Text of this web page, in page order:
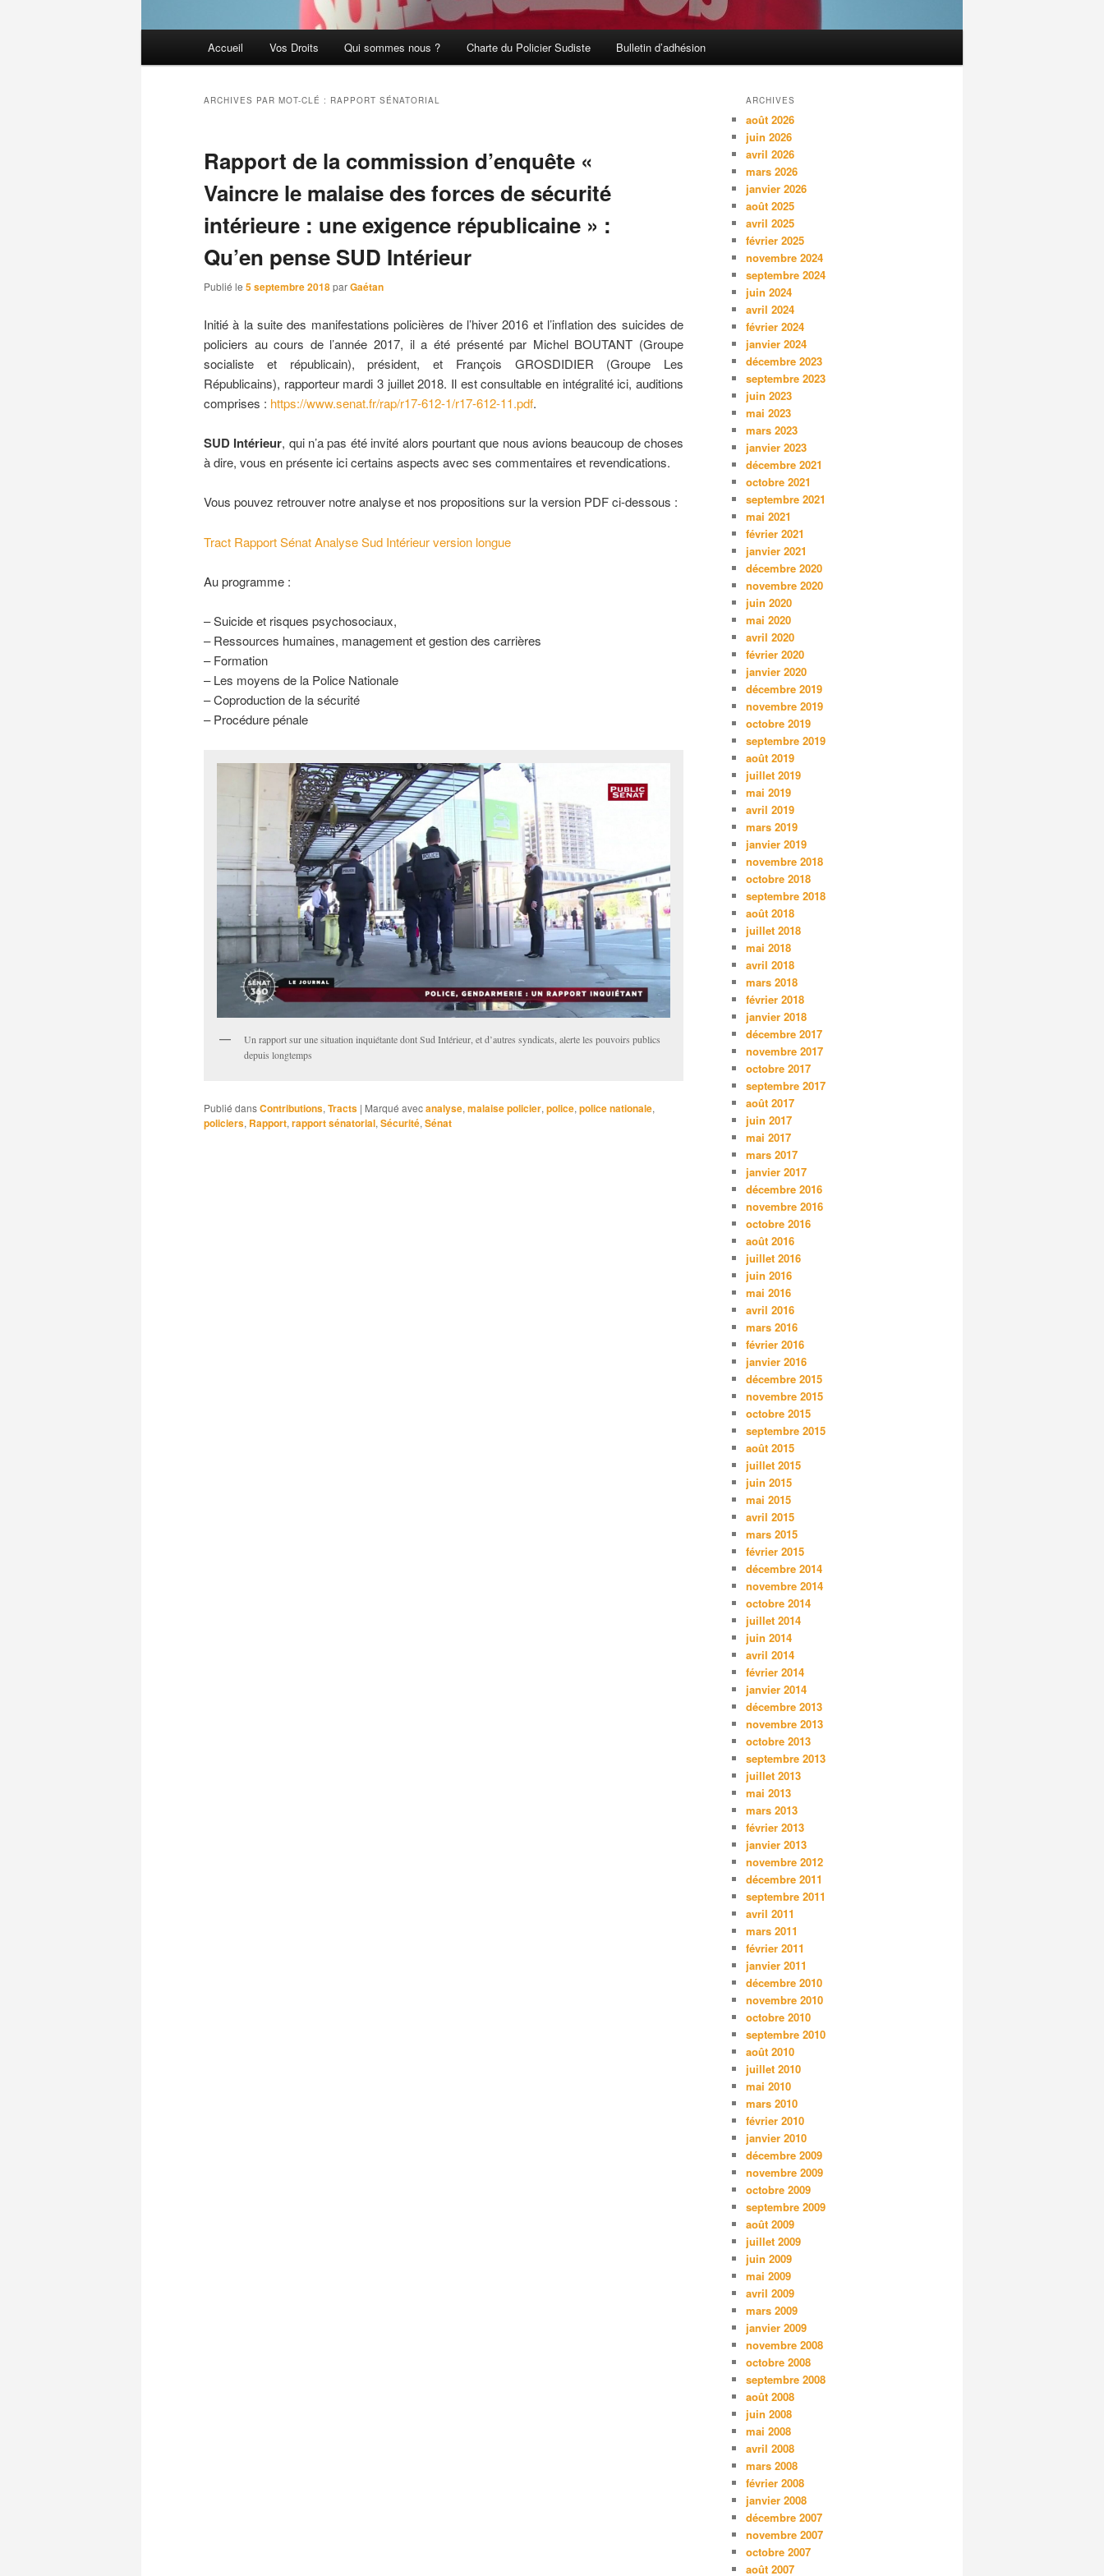
Accueil Vos Droits Qui sommes nous ? Charte du Policier Sudiste Bulletin d’adhésion
ARCHIVES PAR MOT-CLÉ : RAPPORT SÉNATORIAL
Rapport de la commission d’enquête «
Vaincre le malaise des forces de sécurité
intérieure : une exigence républicaine » :
Qu’en pense SUD Intérieur
Publié le 5 septembre 2018parGaétan
Initié à la suite des manifestations policières de l’hiver 2016 et l’inflation des suicides de
policiers au cours de l’année 2017, il a été présenté par Michel BOUTANT (Groupe
socialiste et républicain), président, et François GROSDIDIER (Groupe Les
Républicains), rapporteur mardi 3 juillet 2018. Il est consultable en intégralité ici, auditions
comprises : https://www.senat.fr/rap/r17-612-1/r17-612-11.pdf.
SUD Intérieur, qui n’a pas été invité alors pourtant que nous avions beaucoup de choses
à dire, vous en présente ici certains aspects avec ses commentaires et revendications.
Vous pouvez retrouver notre analyse et nos propositions sur la version PDF ci-dessous :
Tract Rapport Sénat Analyse Sud Intérieur version longue
Au programme :
– Suicide et risques psychosociaux,
– Ressources humaines, management et gestion des carrières
– Formation
– Les moyens de la Police Nationale
– Coproduction de la sécurité
– Procédure pénale
Un rapport sur une situation inquiétante dont Sud Intérieur, et d’autres syndicats, alerte les pouvoirs publics
depuis longtemps
Publié dansContributions, Tracts | Marqué avecanalyse, malaise policier, police, police nationale,
policiers, Rapport, rapport sénatorial, Sécurité, Sénat
ARCHIVES
août 2026
juin 2026
avril 2026
mars 2026
janvier 2026
août 2025
avril 2025
février 2025
novembre 2024
septembre 2024
juin 2024
avril 2024
février 2024
janvier 2024
décembre 2023
septembre 2023
juin 2023
mai 2023
mars 2023
janvier 2023
décembre 2021
octobre 2021
septembre 2021
mai 2021
février 2021
janvier 2021
décembre 2020
novembre 2020
juin 2020
mai 2020
avril 2020
février 2020
janvier 2020
décembre 2019
novembre 2019
octobre 2019
septembre 2019
août 2019
juillet 2019
mai 2019
avril 2019
mars 2019
janvier 2019
novembre 2018
octobre 2018
septembre 2018
août 2018
juillet 2018
mai 2018
avril 2018
mars 2018
février 2018
janvier 2018
décembre 2017
novembre 2017
octobre 2017
septembre 2017
août 2017
juin 2017
mai 2017
mars 2017
janvier 2017
décembre 2016
novembre 2016
octobre 2016
août 2016
juillet 2016
juin 2016
mai 2016
avril 2016
mars 2016
février 2016
janvier 2016
décembre 2015
novembre 2015
octobre 2015
septembre 2015
août 2015
juillet 2015
juin 2015
mai 2015
avril 2015
mars 2015
février 2015
décembre 2014
novembre 2014
octobre 2014
juillet 2014
juin 2014
avril 2014
février 2014
janvier 2014
décembre 2013
novembre 2013
octobre 2013
septembre 2013
juillet 2013
mai 2013
mars 2013
février 2013
janvier 2013
novembre 2012
décembre 2011
septembre 2011
avril 2011
mars 2011
février 2011
janvier 2011
décembre 2010
novembre 2010
octobre 2010
septembre 2010
août 2010
juillet 2010
mai 2010
mars 2010
février 2010
janvier 2010
décembre 2009
novembre 2009
octobre 2009
septembre 2009
août 2009
juillet 2009
juin 2009
mai 2009
avril 2009
mars 2009
janvier 2009
novembre 2008
octobre 2008
septembre 2008
août 2008
juin 2008
mai 2008
avril 2008
mars 2008
février 2008
janvier 2008
décembre 2007
novembre 2007
octobre 2007
août 2007